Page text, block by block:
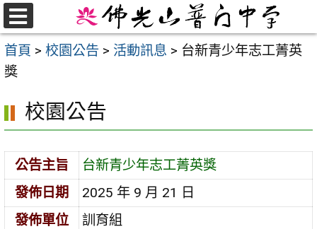
跳
至
主
要
首頁 > 校園公告 > 活動訊息 > 台新青少年志工菁英
獎
校園公告
公告主旨
台新青少年志工菁英獎
發佈日期
2025 年 9 月 21 日
發佈單位
訓育組
選
單